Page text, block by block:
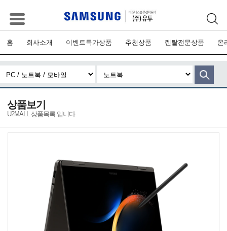
홈 회사소개 이벤트특가상품 추천상품 렌탈전문상품 온
상품보기
U2MALL 상품목록 입니다.